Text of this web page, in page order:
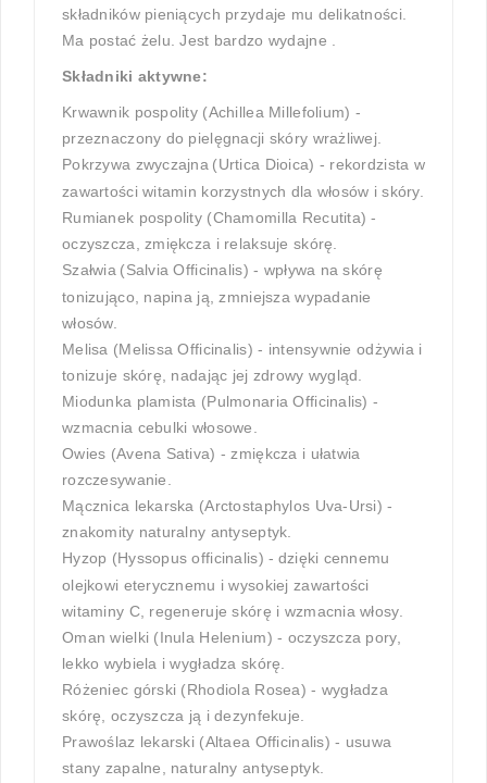
składników pieniących przydaje mu delikatności.
Ma postać żelu. Jest bardzo wydajne .
Składniki aktywne:
Krwawnik pospolity (Achillea Millefolium) -
przeznaczony do pielęgnacji skóry wrażliwej.
Pokrzywa zwyczajna (Urtica Dioica) - rekordzista w
zawartości witamin korzystnych dla włosów i skóry.
Rumianek pospolity (Chamomilla Recutita) -
oczyszcza, zmiękcza i relaksuje skórę.
Szałwia (Salvia Officinalis) - wpływa na skórę
tonizująco, napina ją, zmniejsza wypadanie
włosów.
Melisa (Melissa Officinalis) - intensywnie odżywia i
tonizuje skórę, nadając jej zdrowy wygląd.
Miodunka plamista (Pulmonaria Officinalis) -
wzmacnia cebulki włosowe.
Owies (Avena Sativa) - zmiękcza i ułatwia
rozczesywanie.
Mącznica lekarska (Arctostaphylos Uva-Ursi) -
znakomity naturalny antyseptyk.
Hyzop (Hyssopus officinalis) - dzięki cennemu
olejkowi eterycznemu i wysokiej zawartości
witaminy C, regeneruje skórę i wzmacnia włosy.
Oman wielki (Inula Helenium) - oczyszcza pory,
lekko wybiela i wygładza skórę.
Różeniec górski (Rhodiola Rosea) - wygładza
skórę, oczyszcza ją i dezynfekuje.
Prawoślaz lekarski (Altaea Officinalis) - usuwa
stany zapalne, naturalny antyseptyk.